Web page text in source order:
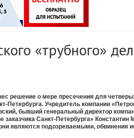
«трубного»
решение о мере пресечения для
Петербурга. Учредитель компании
бывший генеральный директор
Санкт-Петербурга» Константин
являются подозреваемыми, обвинения